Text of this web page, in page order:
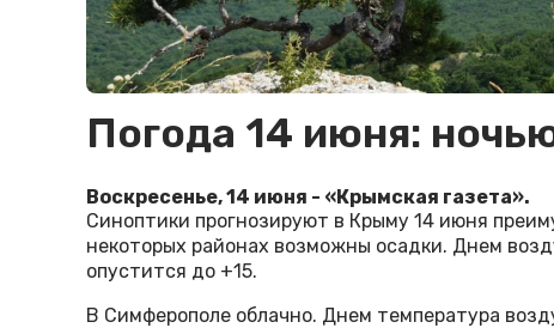
Погода 14 июня:
Воскресенье, 14 июня - «Крымская газета».
Синоптики прогнозируют в Крыму 14 июня
некоторых районах возможны осадки. Днем
опустится до +15.
В Симферополе облачно. Днем температура